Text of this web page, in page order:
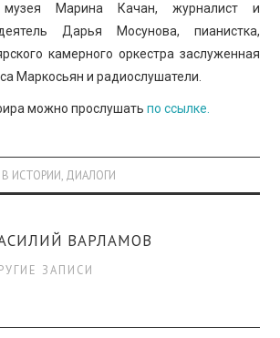
музея Марина Качан, журналист и
Дарья Мосунова, пианистка,
камерного оркестра заслуженная
Маркосьян и радиослушатели.
можно прослушатьпо ссылке.
В ИСТОРИИ ДИАЛОГИ
ВАРЛАМОВ
ЗАПИСИ